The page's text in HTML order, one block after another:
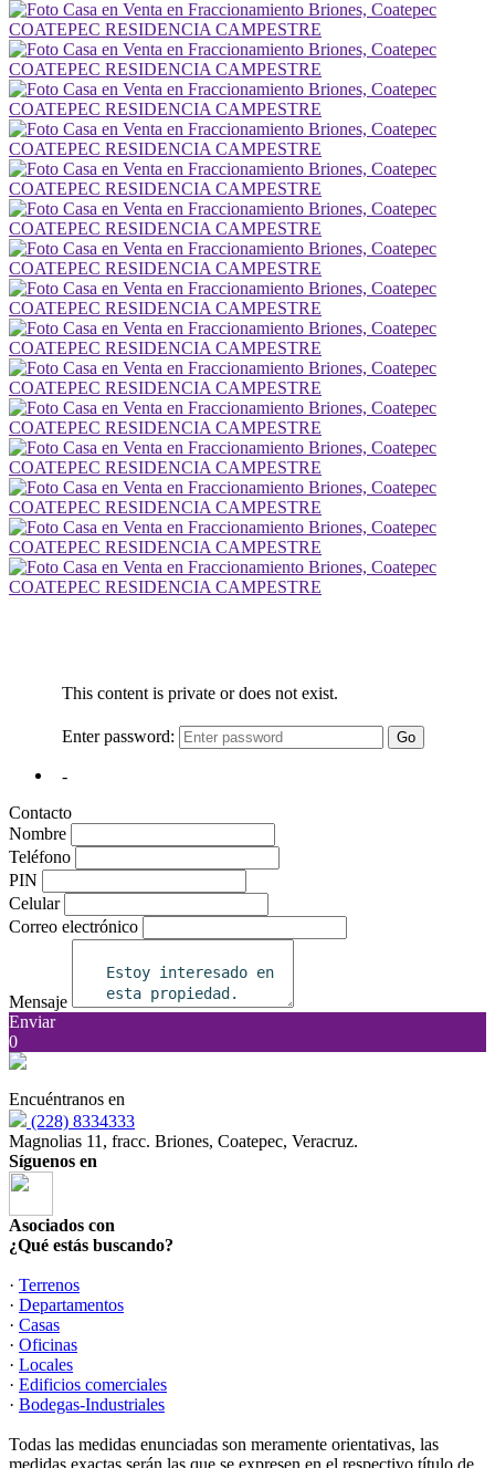
Contacto
Nombre
Teléfono
PIN
Celular
Correo electrónico
Mensaje
Enviar
0
Encuéntranos en
(228) 8334333
Magnolias 11, fracc. Briones, Coatepec, Veracruz.
Síguenos en
Asociados con
¿Qué estás buscando?
· Terrenos
· Departamentos
· Casas
· Oficinas
· Locales
· Edificios comerciales
· Bodegas-Industriales
Todas las medidas enunciadas son meramente orientativas, las
medidas exactas serán las que se expresen en el respectivo título de